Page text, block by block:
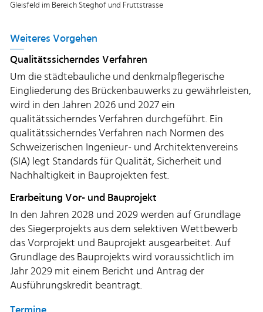
Gleisfeld im Bereich Steghof und Fruttstrasse
Weiteres Vorgehen
Qualitätssicherndes Verfahren
Um die städtebauliche und denkmalpflegerische
Eingliederung des Brückenbauwerks zu gewährleisten,
wird in den Jahren 2026 und 2027 ein
qualitätssicherndes Verfahren durchgeführt. Ein
qualitätssicherndes Verfahren nach Normen des
Schweizerischen Ingenieur- und Architektenvereins
(SIA) legt Standards für Qualität, Sicherheit und
Nachhaltigkeit in Bauprojekten fest.
Erarbeitung Vor- und Bauprojekt
In den Jahren 2028 und 2029 werden auf Grundlage
des Siegerprojekts aus dem selektiven Wettbewerb
das Vorprojekt und Bauprojekt ausgearbeitet. Auf
Grundlage des Bauprojekts wird voraussichtlich im
Jahr 2029 mit einem Bericht und Antrag der
Ausführungskredit beantragt.